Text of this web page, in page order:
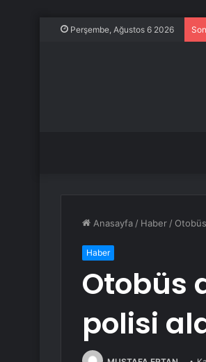
Perşembe, Ağustos 6 2026
Anasayfa / Haber /
Haber
Otobüs
polisi